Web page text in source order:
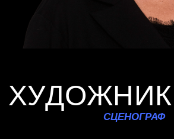
АНДРЕЙ КРЫЛОВ АЛЕКСАНДР ТАШКИН